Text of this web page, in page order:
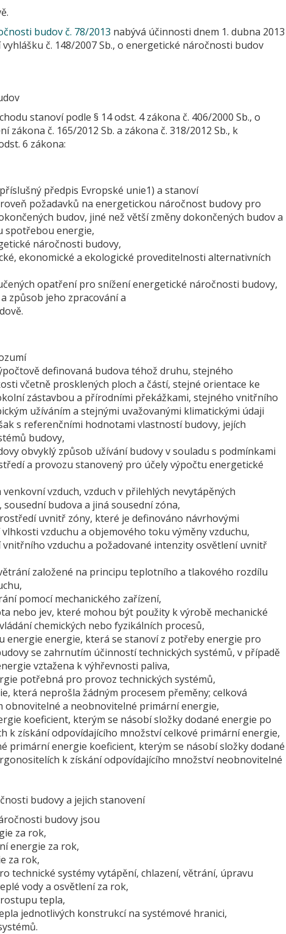
budov č. 78/2013 nabývá účinnosti dnem 1. dubna 2013
č. 148/2007 Sb., o energetické náročnosti budov
stanoví podle § 14 odst. 4 zákona č. 406/2000 Sb., o
zákona č. 165/2012 Sb. a zákona č. 318/2012 Sb., k
6 zákona:
předpis Evropské unie1) a stanoví
požadavků na energetickou náročnost budovy pro
budov, jiné než větší změny dokončených budov a
spotřebou energie,
náročnosti budovy,
ekonomické a ekologické proveditelnosti alternativních
opatření pro snížení energetické náročnosti budovy,
jeho zpracování a
definovaná budova téhož druhu, stejného
včetně prosklených ploch a částí, stejné orientace ke
zástavbou a přírodními překážkami, stejného vnitřního
užíváním a stejnými uvažovanými klimatickými údaji
s referenčními hodnotami vlastností budovy, jejích
budovy,
obvyklý způsob užívání budovy v souladu s podmínkami
a provozu stanovený pro účely výpočtu energetické
vzduch, vzduch v přilehlých nevytápěných
budova a jiná sousední zóna,
uvnitř zóny, které je definováno návrhovými
vzduchu a objemového toku výměny vzduchu,
vzduchu a požadované intenzity osvětlení uvnitř
založené na principu teplotního a tlakového rozdílu
pomocí mechanického zařízení,
jev, které mohou být použity k výrobě mechanické
chemických nebo fyzikálních procesů,
energie, která se stanoví z potřeby energie pro
se zahrnutím účinností technických systémů, v případě
vztažena k výhřevnosti paliva,
potřebná pro provoz technických systémů,
neprošla žádným procesem přeměny; celková
obnovitelné a neobnovitelné primární energie,
koeficient, kterým se násobí složky dodané energie po
k získání odpovídajícího množství celkové primární energie,
energie koeficient, kterým se násobí složky dodané
k získání odpovídajícího množství neobnovitelné
budovy a jejich stanovení
budovy jsou
za rok,
energie za rok,
za rok,
systémy vytápění, chlazení, větrání, úpravu
vody a osvětlení za rok,
tepla,
jednotlivých konstrukcí na systémové hranici,